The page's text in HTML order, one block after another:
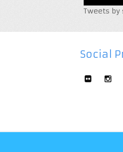
Tweets by
Social